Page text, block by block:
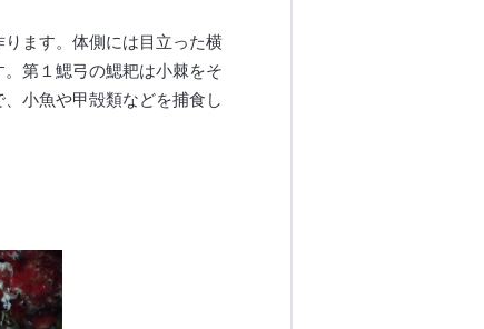
ます。体側には目立った横
第１鰓弓の鰓耙は小棘をそ
小魚や甲殻類などを捕食し